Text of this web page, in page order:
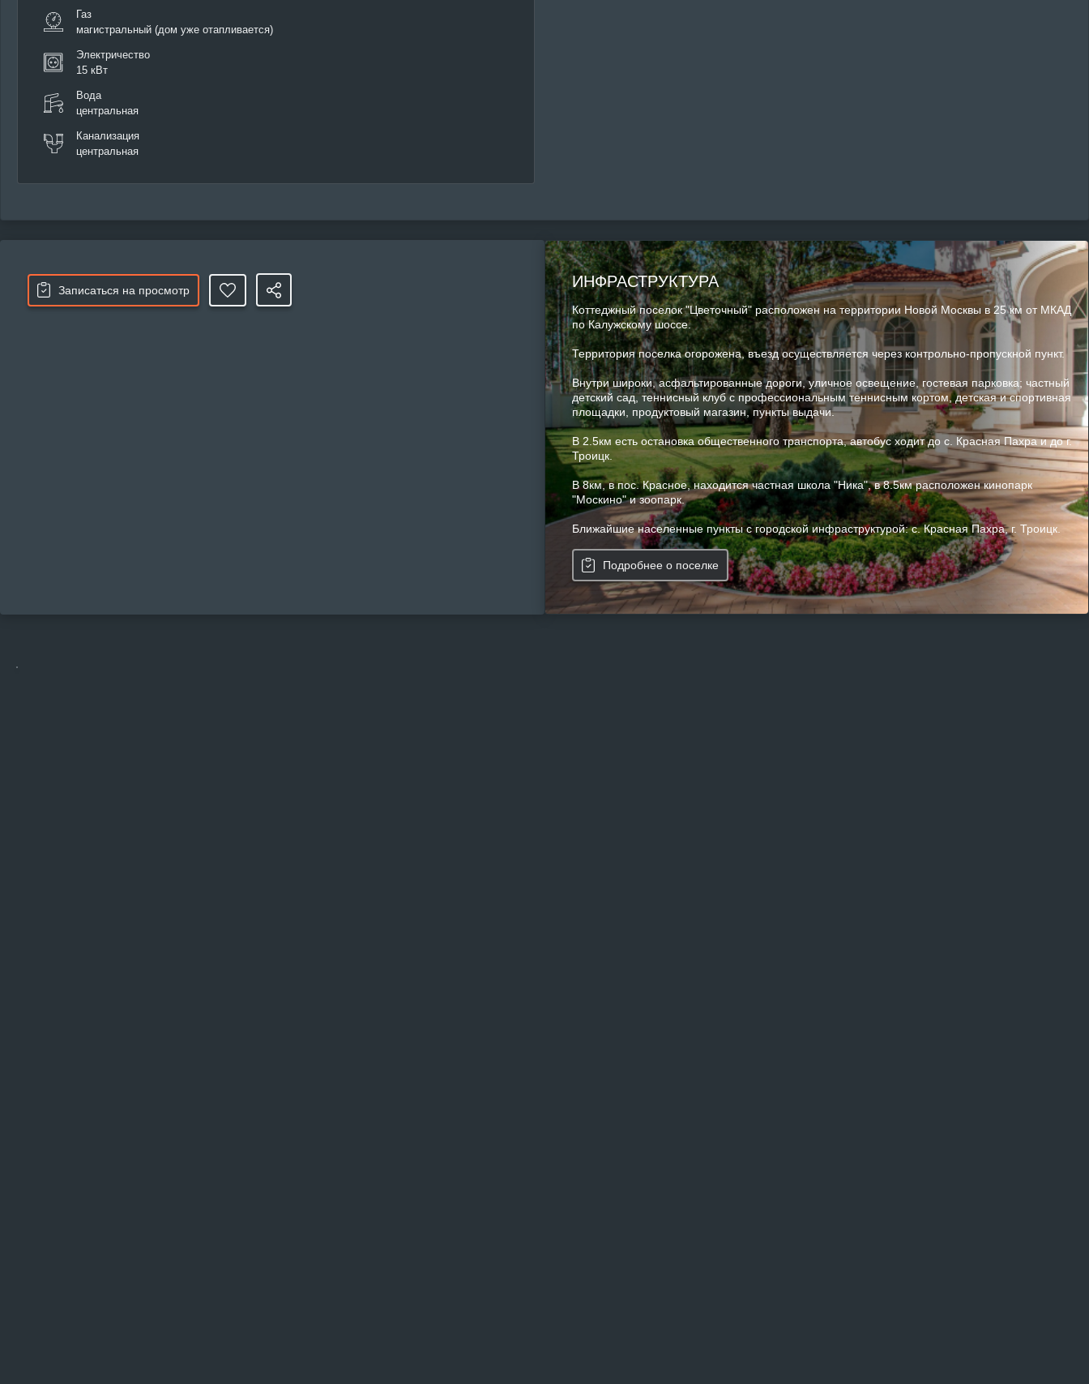
Газ
магистральный (дом уже отапливается)
Электричество
15 кВт
Вода
центральная
Канализация
центральная
Записаться на просмотр ИНФРАСТРУКТУРА
Коттеджный поселок "Цветочный" расположен на территории Новой Москвы в 25 км от МКАД
по Калужскому шоссе.
Территория поселка огорожена, въезд осуществляется через контрольно-пропускной пункт.
Внутри широки, асфальтированные дороги, уличное освещение, гостевая парковка; частный
детский сад, теннисный клуб с профессиональным теннисным кортом, детская и спортивная
площадки, продуктовый магазин, пункты выдачи.
В 2.5км есть остановка общественного транспорта, автобус ходит до с. Красная Пахра и до г.
Троицк.
В 8км, в пос. Красное, находится частная школа "Ника", в 8.5км расположен кинопарк
"Москино" и зоопарк.
Ближайшие населенные пункты с городской инфраструктурой: с. Красная Пахра, г. Троицк.
Подробнее о поселке